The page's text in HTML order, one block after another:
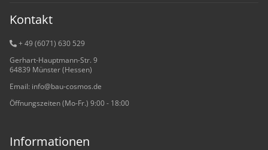
Kontakt
+ 49 (6071) 630 529
Gerhart-Hauptmann-Str. 9
64839 Münster (Hessen)
Email: info@bau-cosmos.de
Öffnungszeiten (Mo-Fr.) 9:00 - 18:00
Informationen